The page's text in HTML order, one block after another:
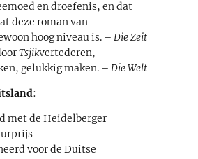
en droefenis, en dat
deze roman van
hoog niveau is. – Die Zeit
Tsjikvertederen,
gelukkig maken. – Die Welt
:
met de Heidelberger
voor de Duitse